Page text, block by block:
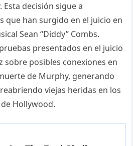
decisión sigue a
que han surgido en el juicio en
Sean “Diddy” Combs.
presentados en el juicio
sobre posibles conexiones en
de Murphy, generando
viejas heridas en los
Hollywood.